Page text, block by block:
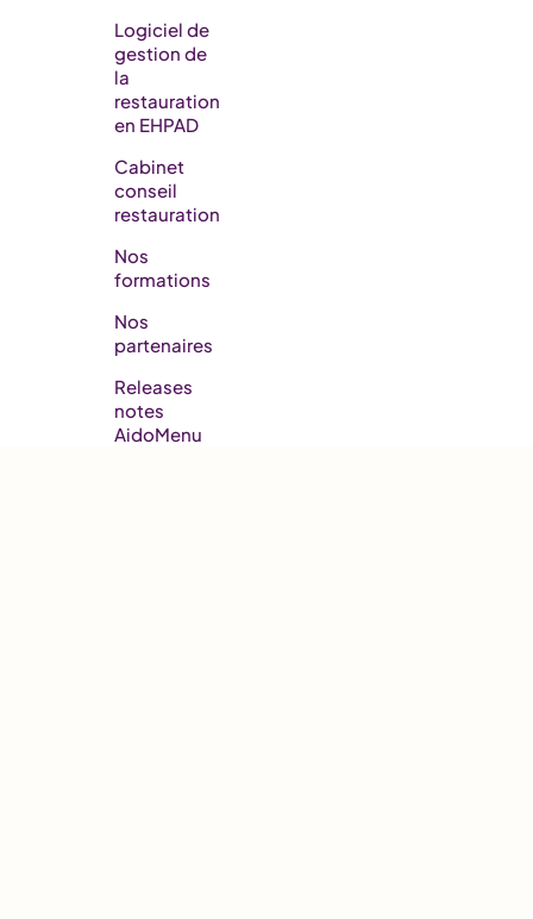
Logiciel de
gestion de
la
restauration
en EHPAD​
Cabinet
conseil
restauration
Nos
formations
Nos
partenaires
Releases
notes
AidoMenu